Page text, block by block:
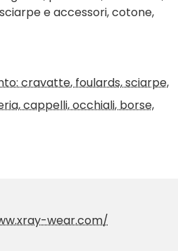
e accessori, cotone,
cravatte, foulards, sciarpe,
cappelli, occhiali, borse,
wear.com/